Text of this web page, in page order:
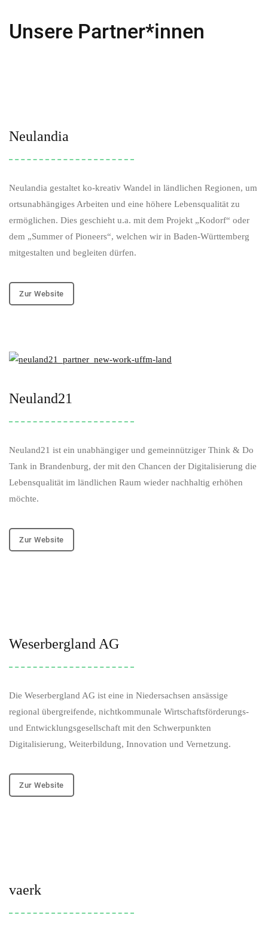
Unsere Partner*innen
Neulandia
Neulandia gestaltet ko-kreativ Wandel in ländlichen Regionen, um
ortsunabhängiges Arbeiten und eine höhere Lebensqualität zu
ermöglichen. Dies geschieht u.a. mit dem Projekt „Kodorf“ oder
dem „Summer of Pioneers“, welchen wir in Baden-Württemberg
mitgestalten und begleiten dürfen.
Zur Website
Neuland21
Neuland21 ist ein unabhängiger und gemeinnütziger Think & Do
Tank in Brandenburg, der mit den Chancen der Digitalisierung die
Lebensqualität im ländlichen Raum wieder nachhaltig erhöhen
möchte.
Zur Website
Weserbergland AG
Die Weserbergland AG ist eine in Niedersachsen ansässige
regional übergreifende, nichtkommunale Wirtschaftsförderungs-
und Entwicklungsgesellschaft mit den Schwerpunkten
Digitalisierung, Weiterbildung, Innovation und Vernetzung.
Zur Website
vaerk